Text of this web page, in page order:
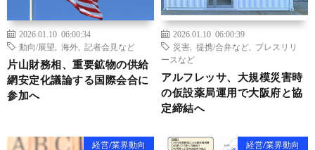
2026.01.10 06:00:34
動向/展望
海外 記者会見など
片山財務相、重要鉱物の供給
網安定化議論する国際会合に
参加へ
2026.01.10 06:00:39
災害
提携/合弁など
プレスリリ
ースなど
アルフレッサ、大規模災害時
の仮設薬局運用で大阪府と協
定締結へ
経営/業界動向 経営/業界動向